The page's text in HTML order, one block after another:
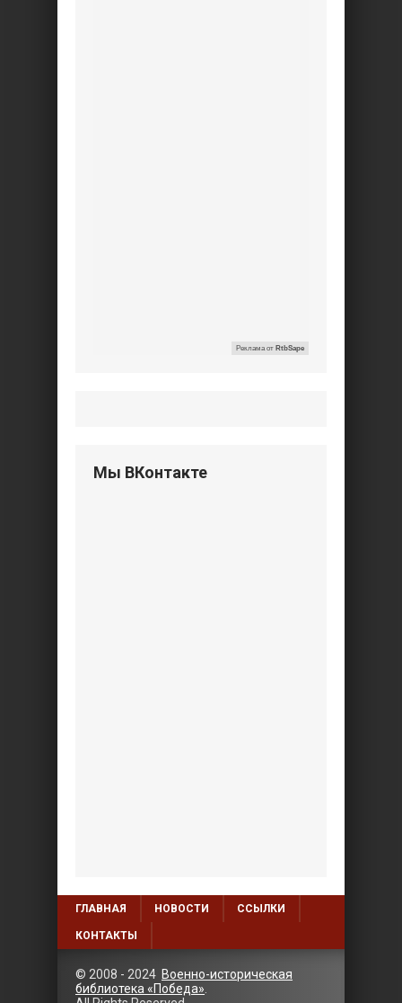
Реклама от RtbSape
Мы ВКонтакте
ГЛАВНАЯ НОВОСТИ ССЫЛКИ
КОНТАКТЫ
© 2008 - 2024 Военно-историческая
библиотека «Победа»